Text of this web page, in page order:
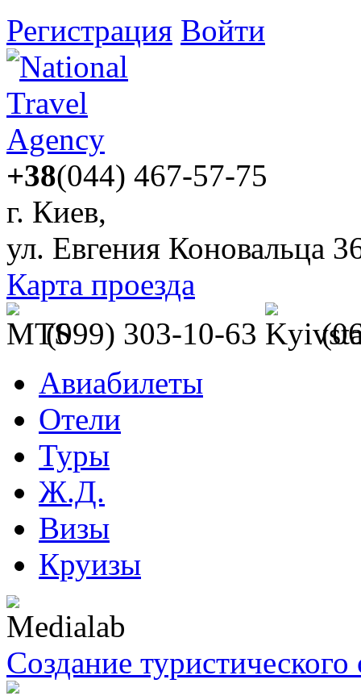
Регистрация Войти
+38(044) 467-57-75
г. Киев,
ул. Евгения Коновальца
Карта проезда
(099) 303-10-63
Авиабилеты
Отели
Туры
Ж.Д.
Визы
Круизы
Создание туристического